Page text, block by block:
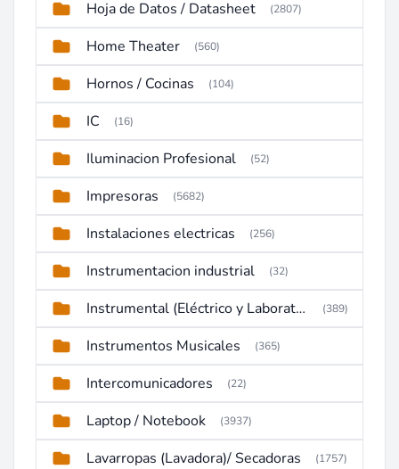
Hoja de Datos / Datasheet (2807)
Home Theater (560)
Hornos / Cocinas (104)
IC (16)
Iluminacion Profesional (52)
Impresoras (5682)
Instalaciones electricas (256)
Instrumentacion industrial (32)
Instrumental (Eléctrico y Laboratorio) (389)
Instrumentos Musicales (365)
Intercomunicadores (22)
Laptop / Notebook (3937)
Lavarropas (Lavadora)/ Secadoras (1757)